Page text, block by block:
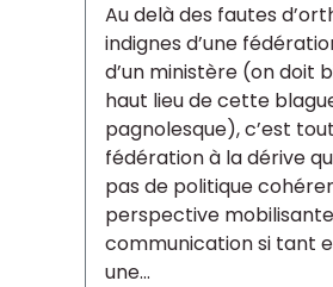
Au delà des fautes
indignes d’une
d’un ministère (on doit
haut lieu de cette
pagnolesque), c’est
fédération à la dérive
pas de politique
perspective
communication si tant
une...